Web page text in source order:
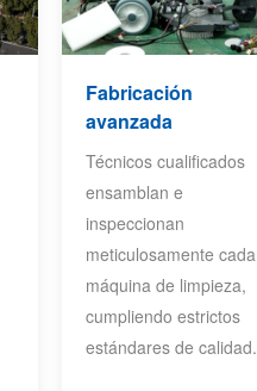
Fabricación
avanzada
Técnicos cualificados
ensamblan e
inspeccionan
meticulosamente cada
máquina de limpieza,
cumpliendo estrictos
estándares de calidad.